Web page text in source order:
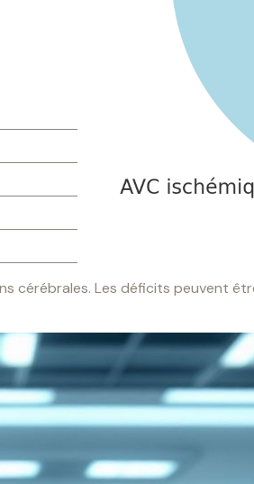
cérébrales. Les déficits peuvent